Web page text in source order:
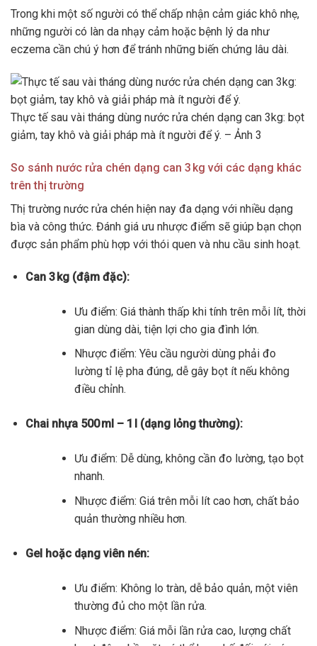
Trong khi một số người có thể chấp nhận cảm giác khô nhẹ,
những người có làn da nhạy cảm hoặc bệnh lý da như
eczema cần chú ý hơn để tránh những biến chứng lâu dài.
Thực tế sau vài tháng dùng nước rửa chén dạng can 3kg: bọt
giảm, tay khô và giải pháp mà ít người để ý. – Ảnh 3
So sánh nước rửa chén dạng can 3 kg với các dạng khác
trên thị trường
Thị trường nước rửa chén hiện nay đa dạng với nhiều dạng
bìa và công thức. Đánh giá ưu nhược điểm sẽ giúp bạn chọn
được sản phẩm phù hợp với thói quen và nhu cầu sinh hoạt.
Can 3 kg (đậm đặc):
Ưu điểm: Giá thành thấp khi tính trên mỗi lít, thời
gian dùng dài, tiện lợi cho gia đình lớn.
Nhược điểm: Yêu cầu người dùng phải đo
lường tỉ lệ pha đúng, dễ gây bọt ít nếu không
điều chỉnh.
Chai nhựa 500 ml – 1 l (dạng lỏng thường):
Ưu điểm: Dễ dùng, không cần đo lường, tạo bọt
nhanh.
Nhược điểm: Giá trên mỗi lít cao hơn, chất bảo
quản thường nhiều hơn.
Gel hoặc dạng viên nén:
Ưu điểm: Không lo tràn, dễ bảo quản, một viên
thường đủ cho một lần rửa.
Nhược điểm: Giá mỗi lần rửa cao, lượng chất